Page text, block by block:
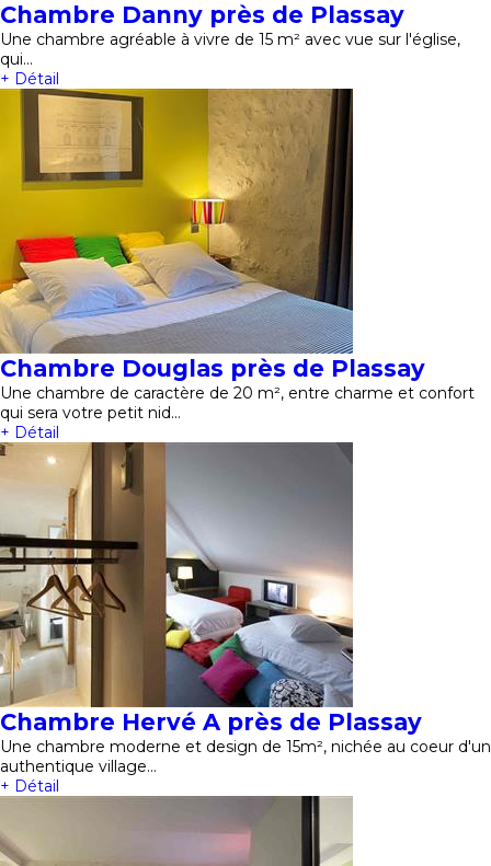
Chambre Danny près de Plassay
Une chambre agréable à vivre de 15 m² avec vue sur l'église,
qui…
+ Détail
Chambre Douglas près de Plassay
Une chambre de caractère de 20 m², entre charme et confort
qui sera votre petit nid…
+ Détail
Chambre Hervé A près de Plassay
Une chambre moderne et design de 15m², nichée au coeur d'un
authentique village…
+ Détail